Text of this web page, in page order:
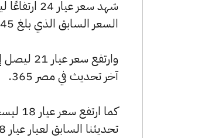
السعر السابق الذي بلغ 7845 جنيهًا للبيع و7790 جنيهًا للشراء.
آخر تحديث في مصر 365.
تحديثنا السابق لعيار عيار 18.